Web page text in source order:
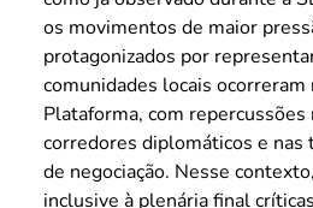
os movimentos de maior
protagonizados por
comunidades locais
Plataforma, com
corredores diplomáticos e nas
de negociação. Nesse
inclusive à plenária final